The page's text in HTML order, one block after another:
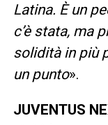
Latina. È un
c’è stata, ma
solidità in più
un punto».
JUVENTUS